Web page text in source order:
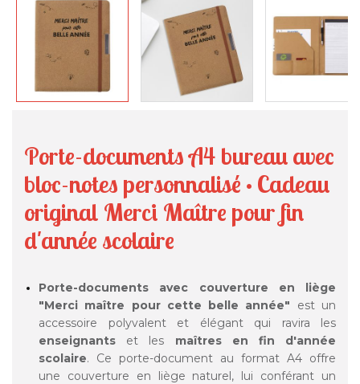
Porte-documents A4 bureau avec
bloc-notes personnalisé · Cadeau
original Merci Maître pour fin
d'année scolaire
Porte-documents avec couverture en liège
"Merci maître pour cette belle année" est un
accessoire polyvalent et élégant qui ravira les
enseignants et les maîtres en fin d'année
scolaire. Ce porte-document au format A4 offre
une couverture en liège naturel, lui conférant un